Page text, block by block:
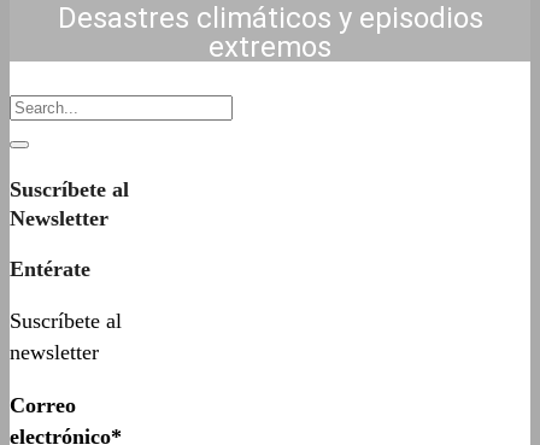
Desastres climáticos y episodios
extremos
Suscríbete al
Newsletter
Entérate
Suscríbete al
newsletter
Correo
electrónico*